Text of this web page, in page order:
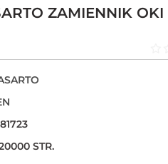
ZAMIENNIK OKI
STR.